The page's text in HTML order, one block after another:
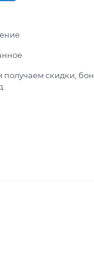
скидки,